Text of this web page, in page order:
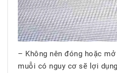
– Không nên đóng hoặc
muỗi có nguy cơ sẽ lợi